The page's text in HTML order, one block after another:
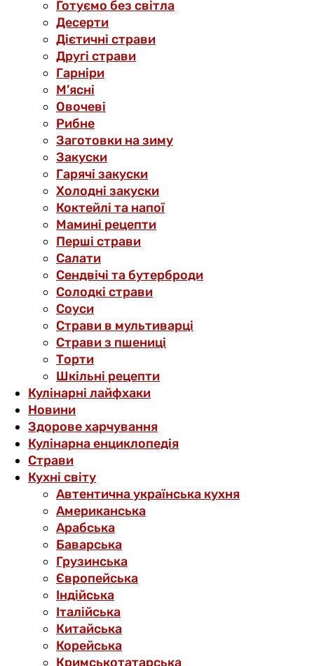
Готуємо без світла
Десерти
Дієтичні страви
Другі страви
Гарніри
М’ясні
Овочеві
Рибне
Заготовки на зиму
Закуски
Гарячі закуски
Холодні закуски
Коктейлі та напої
Мамині рецепти
Перші страви
Салати
Сендвічі та бутерброди
Солодкі страви
Соуси
Страви в мультиварці
Страви з пшениці
Торти
Шкільні рецепти
Кулінарні лайфхаки
Новини
Здорове харчування
Кулінарна енциклопедія
Страви
Кухні світу
Автентична українська кухня
Американська
Арабська
Баварська
Грузинська
Європейська
Індійська
Італійська
Китайська
Корейська
Кримськотатарська